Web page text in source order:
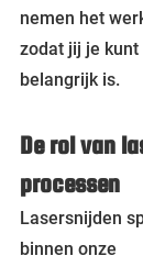
nemen het
zodat jij je
belangrijk is.
De rol van
processen
Lasersnijden
binnen onze